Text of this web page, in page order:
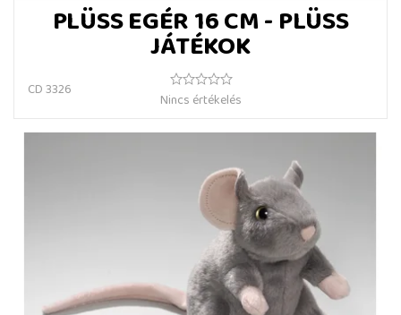
PLÜSS EGÉR 16 CM - PLÜSS
JÁTÉKOK
CD 3326
Nincs értékelés